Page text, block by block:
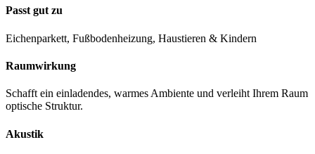
Passt gut zu
Eichenparkett, Fußbodenheizung, Haustieren & Kindern
Raumwirkung
Schafft ein einladendes, warmes Ambiente und verleiht Ihrem Raum
optische Struktur.
Akustik